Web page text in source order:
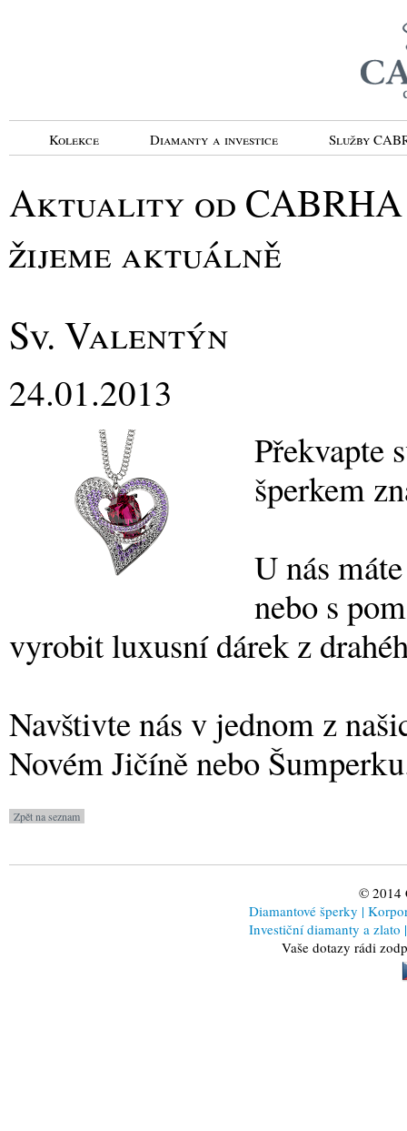
Kolekce Diamanty a investice Služby
Aktuality od CABRHA
žijeme aktuálně
Sv. Valentýn
24.01.2013
Překvapte
šperkem
U nás
nebo s
vyrobit luxusní dárek z
Navštivte nás v jednom z
Novém Jičíně nebo
© 2014
Diamantové šperky |
Investiční diamanty a zlato |
Vaše dotazy rádi